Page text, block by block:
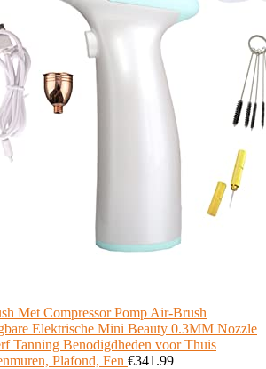
Met Compressor Pomp Air-Brush
Elektrische Mini Beauty 0.3MM Nozzle
Tanning Benodigdheden voor Thuis
Plafond, Fen €341.99